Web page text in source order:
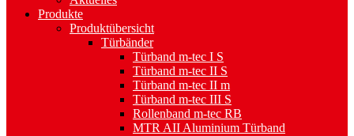
Produkte
Produktübersicht
Türbänder
Türband m-tec I S
Türband m-tec II S
Türband m-tec II m
Türband m-tec III S
Rollenband m-tec RB
MTR AII Aluminium Türband